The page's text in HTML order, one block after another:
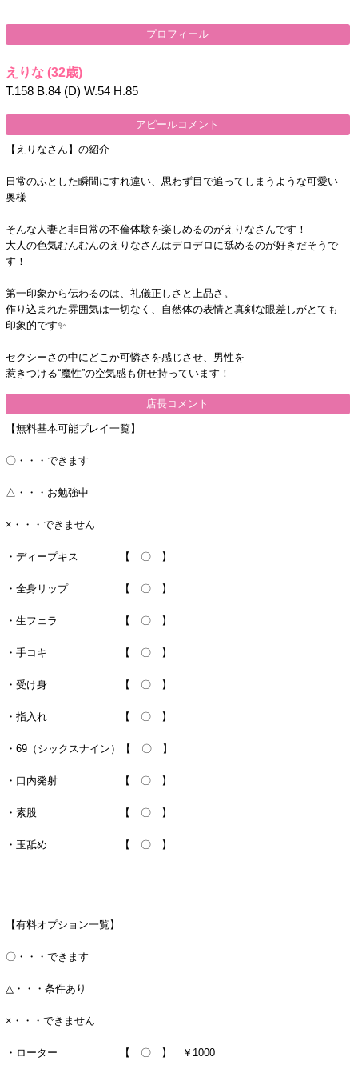
プロフィール
えりな (32歳)
T.158 B.84 (D) W.54 H.85
アピールコメント
【えりなさん】の紹介
日常のふとした瞬間にすれ違い、思わず目で追ってしまうような可愛い
奥様
そんな人妻と非日常の不倫体験を楽しめるのがえりなさんです！
大人の色気むんむんのえりなさんはデロデロに舐めるのが好きだそうで
す！
第一印象から伝わるのは、礼儀正しさと上品さ。
作り込まれた雰囲気は一切なく、自然体の表情と真剣な眼差しがとても
印象的です✨
セクシーさの中にどこか可憐さを感じさせ、男性を
惹きつける“魔性”の空気感も併せ持っています！
店長コメント
【無料基本可能プレイ一覧】
〇・・・できます
△・・・お勉強中
×・・・できません
・ディープキス 【 〇 】
・全身リップ 【 〇 】
・生フェラ 【 〇 】
・手コキ 【 〇 】
・受け身 【 〇 】
・指入れ 【 〇 】
・69（シックスナイン）【 〇 】
・口内発射 【 〇 】
・素股 【 〇 】
・玉舐め 【 〇 】
【有料オプション一覧】
〇・・・できます
△・・・条件あり
×・・・できません
・ローター 【 〇 】 ￥1000